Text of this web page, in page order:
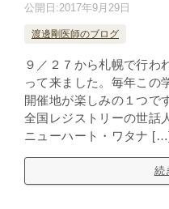
公開日:2017年9月29日
渡邊剛医師のブログ
９／２７から札幌で行わ
って来ました。毎年この
開催地が楽しみの１つで
全国レジストリーの世話
ニューハート・ワタナ
続